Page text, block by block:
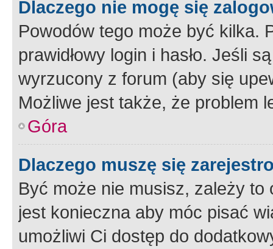
Dlaczego nie mogę się
Powodów tego może być kilka.
prawidłowy login i hasło. Jeśli
wyrzucony z forum (aby się
Możliwe jest także, że problem
Góra
Dlaczego muszę się
Być może nie musisz, zależy
jest konieczna aby móc pisać
umożliwi Ci dostęp do